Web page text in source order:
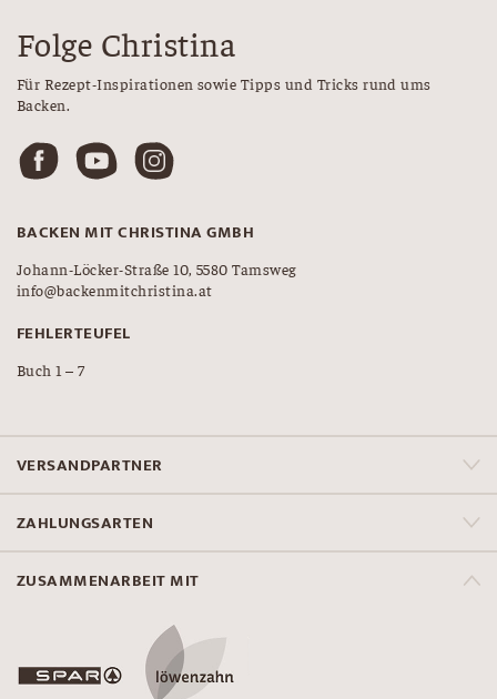
Folge Christina
Für Rezept-Inspirationen sowie Tipps und Tricks rund ums
Backen.
BACKEN MIT CHRISTINA GMBH
Johann-Löcker-Straße 10, 5580 Tamsweg
info@backenmitchristina.at
FEHLERTEUFEL
Buch 1 – 7
VERSANDPARTNER
ZAHLUNGSARTEN
ZUSAMMENARBEIT MIT